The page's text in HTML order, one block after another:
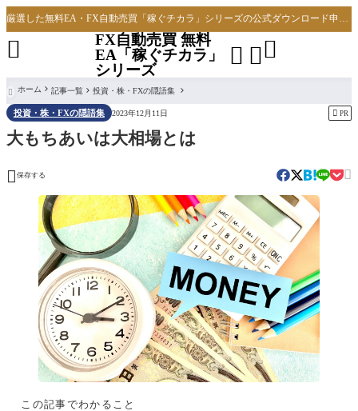
厳選した無料EA・FX自動売買「稼ぐチカラ」シリーズの公式ダウンロード申し込みサイト
FX自動売買 無料
EA「稼ぐチカラ」
シリーズ
 

 ホーム 記事一覧 投資・株・FXの隠語集
投資・株・FXの隠語集 2023年12月11日  PR
大もちあいは大相場とは
 保存する 
この記事でわかること